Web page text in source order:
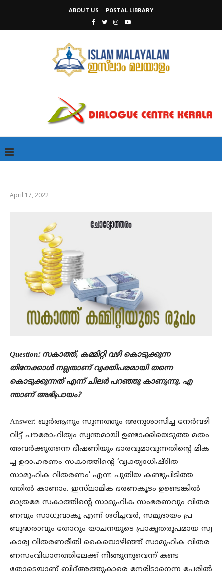
ABOUT US POSTAL LIBRARY
April 17, 2022
Question: സകാത്ത്, കമ്മിറ്റി വഴി കൊടുക്കുന്ന
തിനേക്കാൾ നല്ലതാണ് വ്യക്തിപരമായി തന്നെ
കൊടുക്കുന്നത് എന്ന് ചിലർ പറഞ്ഞു കാണുന്നു. എ
ന്താണ് അഭിപ്രായം?
Answer: ഖുർആനും സുന്നത്തും അനുശാസിച്ച നേർവഴി
വിട്ട് പൗരോഹിത്യം സ്വന്തമായി ഉണ്ടാക്കിയെടുത്ത മതം
അവർക്കുതന്നെ ഭീഷണിയും ഭാരവുമാവുന്നതിന്റെ മിക
ച്ച ഉദാഹരണം സകാത്തിന്റെ ‘വ്യക്ത്യാധിഷ്ഠിത
സാമൂഹിക വിതരണം’ എന്ന പുതിയ കണ്ടുപിടിത്ത
ത്തിൽ കാണാം. ഇസ്‌ലാമിക ഭരണകൂടം ഉണ്ടെങ്കിൽ
മാത്രമേ സകാത്തിന്റെ സാമൂഹിക സംഭരണവും വിതര
ണവും സാധുവാകൂ എന്ന് ശഠിച്ചവർ, സമുദായം പ്ര
ബുദ്ധരാവും തോറും യാചനയുടെ പ്രാകൃതരൂപമായ സ്വ
കാര്യ വിതരണരീതി കൈയൊഴിഞ്ഞ് സാമൂഹിക വിതര
ണസംവിധാനത്തിലേക്ക് നീങ്ങുന്നുവെന്ന് കണ്ട
തോടെയാണ് ബിദ്അത്തുകാരെ നേരിടാനെന്ന പേരിൽ